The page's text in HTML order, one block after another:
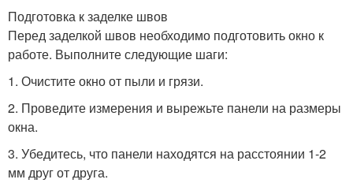
Подготовка к заделке швов
Перед заделкой швов необходимо подготовить окно к
работе. Выполните следующие шаги:
1. Очистите окно от пыли и грязи.
2. Проведите измерения и вырежьте панели на размеры
окна.
3. Убедитесь, что панели находятся на расстоянии 1-2
мм друг от друга.